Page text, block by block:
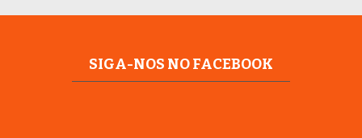
SIGA-NOS NO FACEBOOK